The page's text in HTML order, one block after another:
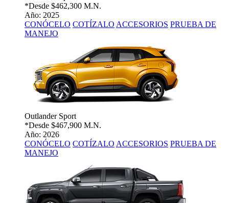
*Desde $462,300 M.N.
Año: 2025
CONÓCELO COTÍZALO ACCESORIOS PRUEBA DE
MANEJO
Outlander Sport
*Desde $467,900 M.N.
Año: 2026
CONÓCELO COTÍZALO ACCESORIOS PRUEBA DE
MANEJO